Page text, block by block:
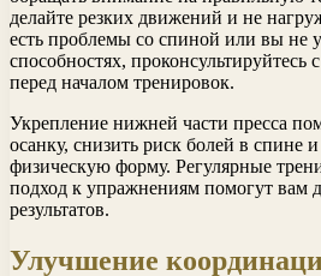
делайте резких движений и не
есть проблемы со спиной или вы не
способностях, проконсультируйтесь
перед началом тренировок.
Укрепление нижней части пресса
осанку, снизить риск болей в спине
физическую форму. Регулярные
подход к упражнениям помогут вам
результатов.
Улучшение